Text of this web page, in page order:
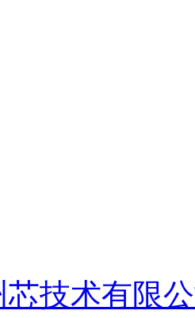
芯技术有限